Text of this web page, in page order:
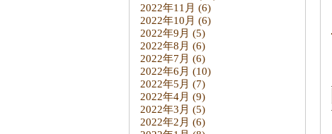
2022年11月 (6)
2022年10月 (6)
2022年9月 (5)
2022年8月 (6)
2022年7月 (6)
2022年6月 (10)
2022年5月 (7)
2022年4月 (9)
2022年3月 (5)
2022年2月 (6)